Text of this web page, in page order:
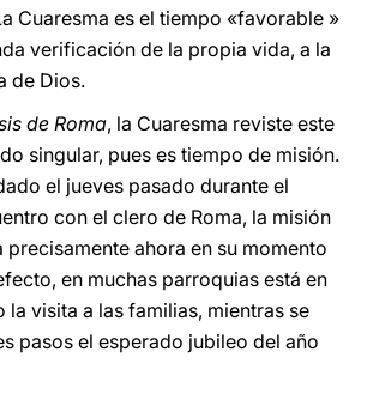
Cuaresma es el tiempo «favorable »
verificación de la propia vida, a la
de Dios.
de Roma, la Cuaresma reviste este
singular, pues es tiempo de misión.
el jueves pasado durante el
con el clero de Roma, la misión
precisamente ahora en su momento
en muchas parroquias está en
la visita a las familias, mientras se
pasos el esperado jubileo del año